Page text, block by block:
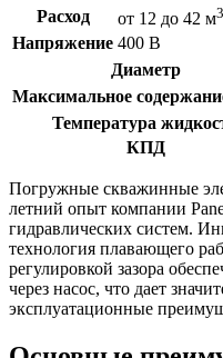
Расход
от 12 до 42 м3
Напряжение 400 В
Диаметр
Максимальное
Температура
КПД
Погружные скважинные
летний опыт компании
гидравлических систем.
технология плавающего
регулировкой зазора
через насос, что дает
эксплуатационные